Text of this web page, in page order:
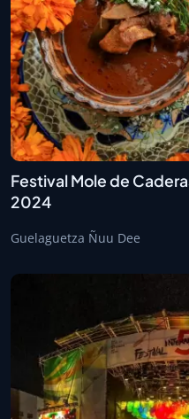
Festival Mole de
2024
Guelaguetza Ñuu Dee